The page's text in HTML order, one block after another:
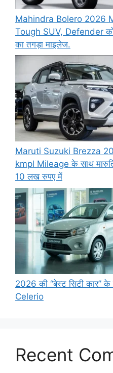
Mahindra Bolero 2026
Tough SUV, Defender
का तगड़ा माइलेज.
Maruti Suzuki Brezza
kmpl Mileage के साथ
10 लख रुपए में
2026 की “बेस्ट सिटी कार” के
Celerio
Recent